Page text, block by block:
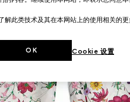
解此类技术及其在本网站上的使用相关的
Cookie 设置
OK